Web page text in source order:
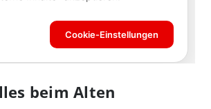
beim Alten